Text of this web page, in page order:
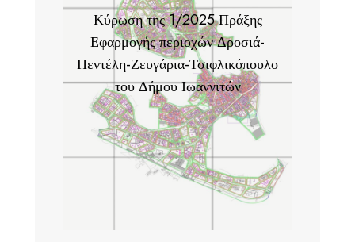
Κύρωση της 1/2025 Πράξης
Εφαρμογής περιοχών Δροσιά-
Πεντέλη-Ζευγάρια-Τσιφλικόπουλο
του Δήμου Ιωαννιτών